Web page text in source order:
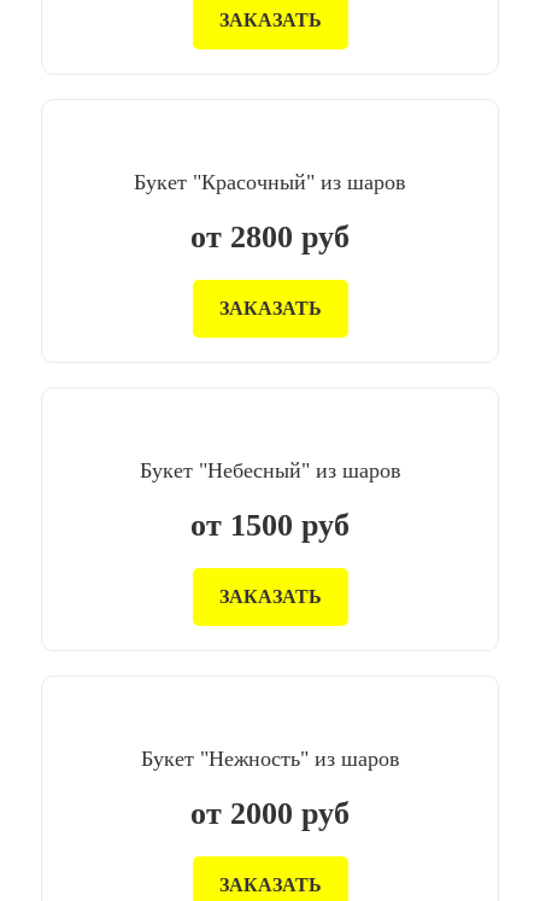
ЗАКАЗАТЬ
Букет "Красочный" из шаров
от 2800 руб
ЗАКАЗАТЬ
Букет "Небесный" из шаров
от 1500 руб
ЗАКАЗАТЬ
Букет "Нежность" из шаров
от 2000 руб
ЗАКАЗАТЬ